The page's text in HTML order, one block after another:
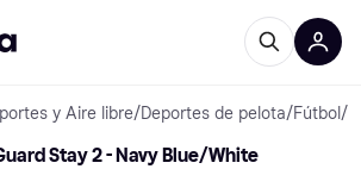
y Aire libre/Deportes de pelota/Fútbol /
Stay 2 - Navy Blue/White